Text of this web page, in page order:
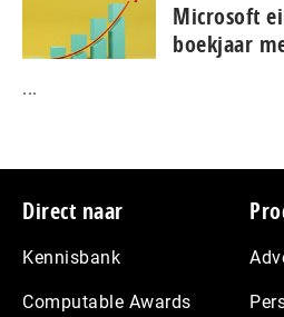
Microsoft
boekjaar
...
Footer
Direct naar
Kennisbank
Computable Awards